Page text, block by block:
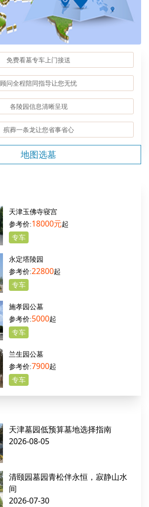
免费看墓专车上门接送
顾问全程陪同指导让您无忧
各陵园信息清晰呈现
殡葬一条龙让您省事省心
地图选墓
天津玉佛寺寝宫
18000元起
专车
永定塔陵园
22800起
专车
施孝园公墓
5000起
专车
兰生园公墓
7900起
专车
天津墓园低预算墓地选择指南
2026-08-05
清颐园墓园青松伴永恒，寂静山水
间
2026-07-30